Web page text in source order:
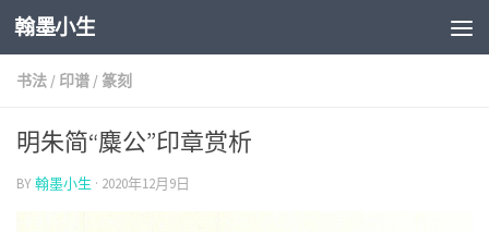
Skip to content
翰墨小生
书法 / 印谱 / 篆刻
明朱简“麋公”印章赏析
BY翰墨小生 · 2020年12月9日